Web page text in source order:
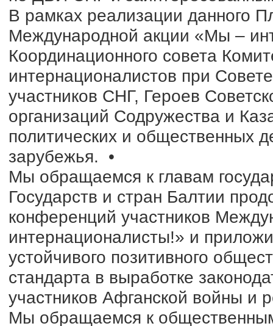
В рамках реализации данного
Международной акции «Мы –
Координационного совета
интернационалистов при
участников СНГ, Героев
организаций Содружества и
политических и общественных
зарубежья. •
Мы обращаемся к главам
Государств и стран Балтии
конференций участников
интернационалисты!» и
устойчивого позитивного
стандарта в выработке
участников Афганской войны и
Мы обращаемся к